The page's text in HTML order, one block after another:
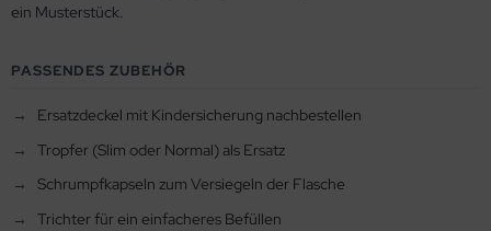
ein Musterstück.
PASSENDES ZUBEHÖR
Ersatzdeckel mit Kindersicherung nachbestellen
Tropfer (Slim oder Normal) als Ersatz
Schrumpfkapseln zum Versiegeln der Flasche
Trichter für ein einfacheres Befüllen